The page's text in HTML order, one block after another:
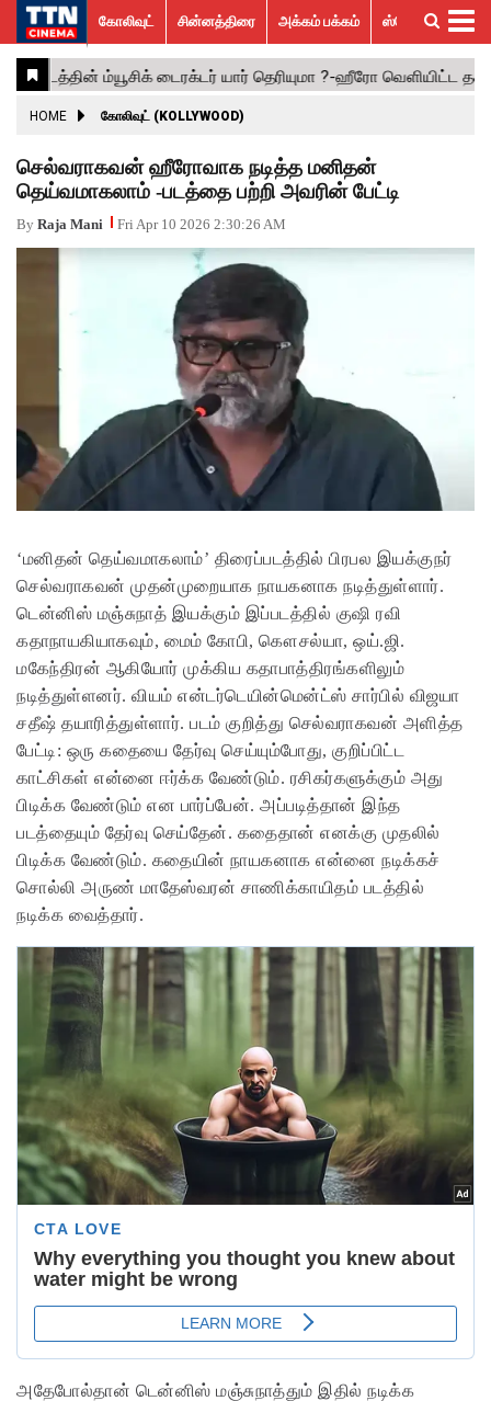
கோலிவுட்
சின்னத்திரை
பாலிவுட்
ஹாலிவுட்
அக்கம்
பக்கம்
ஸ்பெஷல்
ஸ்டோரீஸ்
விமர்சனம்
GALLERY
ACTRESS
ACTORS
MOVIESTILLS
EVENTS
VIDEOS
What’s
Hot
Trending
News
கோலிவுட் சின்னத்திரை அக்கம் பக்கம் ஸ்பெஷல் ஸ்டோரீஸ்
HOME கோலிவுட் (KOLLYWOOD)
செல்வராகவன் ஹீரோவாக நடித்த மனிதன்
தெய்வமாகலாம் -படத்தை பற்றி அவரின் பேட்டி
By Raja Mani Fri Apr 10 2026 2:30:26 AM
‘மனிதன் தெய்வமாகலாம்’ திரைப்படத்தில் பிரபல இயக்குநர்
செல்வராகவன் முதன்முறையாக நாயகனாக நடித்துள்ளார்.
டென்னிஸ் மஞ்சுநாத் இயக்கும் இப்படத்தில் குஷி ரவி
கதாநாயகியாகவும், மைம் கோபி, கௌசல்யா, ஒய்.ஜி.
மகேந்திரன் ஆகியோர் முக்கிய கதாபாத்திரங்களிலும்
நடித்துள்ளனர். வியம் என்டர்டெயின்மென்ட்ஸ் சார்பில் விஜயா
சதீஷ் தயாரித்துள்ளார். படம் குறித்து செல்வராகவன் அளித்த
பேட்டி: ஒரு கதையை தேர்வு செய்யும்போது, குறிப்பிட்ட
காட்சிகள் என்னை ஈர்க்க வேண்டும். ரசிகர்களுக்கும் அது
பிடிக்க வேண்டும் என பார்ப்பேன். அப்படித்தான் இந்த
படத்தையும் தேர்வு செய்தேன். கதைதான் எனக்கு முதலில்
பிடிக்க வேண்டும். கதையின் நாயகனாக என்னை நடிக்கச்
சொல்லி அருண் மாதேஸ்வரன் சாணிக்காயிதம் படத்தில்
நடிக்க வைத்தார்.
அதேபோல்தான் டென்னிஸ் மஞ்சுநாத்தும் இதில் நடிக்க